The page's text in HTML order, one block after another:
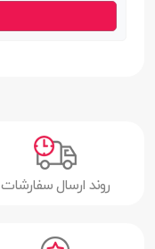
روند ارسال سفارشات